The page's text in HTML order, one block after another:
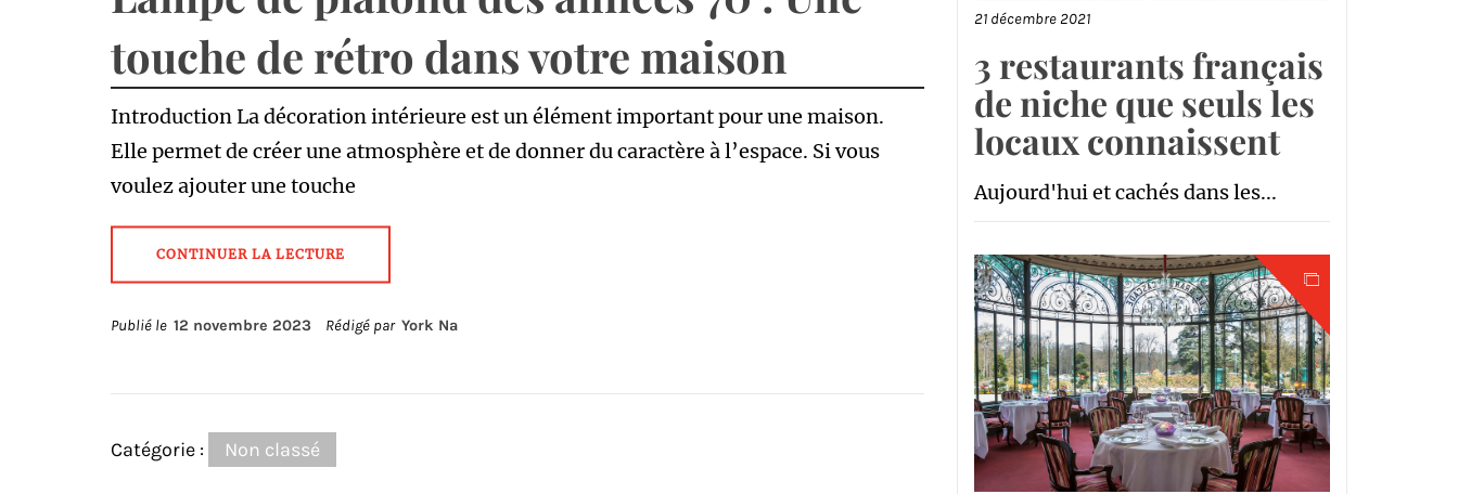
touche de rétro dans votre maison
Introduction La décoration intérieure est un élément important pour une maison.
Elle permet de créer une atmosphère et de donner du caractère à l’espace. Si vous
voulez ajouter une touche
CONTINUER LA LECTURE
Publié le 12 novembre 2023 Rédigé par York Na
Catégorie : Non classé
21 décembre 2021
3 restaurants français
de niche que seuls les
locaux connaissent
Aujourd'hui et cachés dans les...